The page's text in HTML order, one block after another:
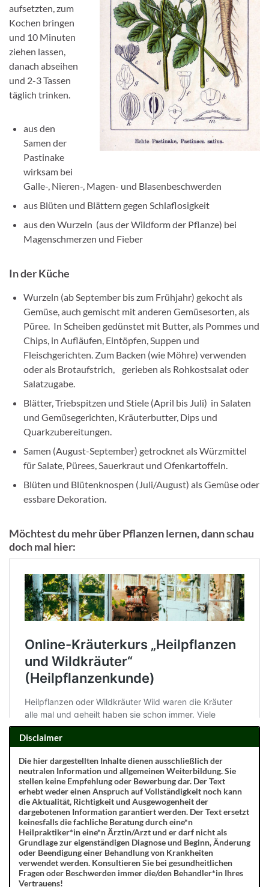
aufsetzten, zum
Kochen bringen
und 10 Minuten
ziehen lassen,
danach abseihen
und 2-3 Tassen
täglich trinken.
aus den
Samen der
Pastinake
wirksam bei
Galle-, Nieren-, Magen- und Blasenbeschwerden
aus Blüten und Blättern gegen Schlaflosigkeit
aus den Wurzeln (aus der Wildform der Pflanze) bei
Magenschmerzen und Fieber
In der Küche
Wurzeln (ab September bis zum Frühjahr) gekocht als
Gemüse, auch gemischt mit anderen Gemüsesorten, als
Püree. In Scheiben gedünstet mit Butter, als Pommes und
Chips, in Aufläufen, Eintöpfen, Suppen und
Fleischgerichten. Zum Backen (wie Möhre) verwenden
oder als Brotaufstrich, gerieben als Rohkostsalat oder
Salatzugabe.
Blätter, Triebspitzen und Stiele (April bis Juli) in Salaten
und Gemüsegerichten, Kräuterbutter, Dips und
Quarkzubereitungen.
Samen (August-September) getrocknet als Würzmittel
für Salate, Pürees, Sauerkraut und Ofenkartoffeln.
Blüten und Blütenknospen (Juli/August) als Gemüse oder
essbare Dekoration.
Möchtest du mehr über Pflanzen lernen, dann schau
doch mal hier:
Disclaimer
Die hier dargestellten Inhalte dienen ausschließlich der
neutralen Information und allgemeinen Weiterbildung. Sie
stellen keine Empfehlung oder Bewerbung dar. Der Text
erhebt weder einen Anspruch auf Vollständigkeit noch kann
die Aktualität, Richtigkeit und Ausgewogenheit der
dargebotenen Information garantiert werden. Der Text ersetzt
keinesfalls die fachliche Beratung durch eine*n
Heilpraktiker*in eine*n Ärztin/Arzt und er darf nicht als
Grundlage zur eigenständigen Diagnose und Beginn, Änderung
oder Beendigung einer Behandlung von Krankheiten
verwendet werden. Konsultieren Sie bei gesundheitlichen
Fragen oder Beschwerden immer die/den Behandler*in Ihres
Vertrauens!